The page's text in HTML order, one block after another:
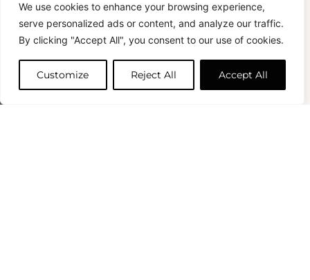
We use cookies to enhance your browsing experience,
serve personalized ads or content, and analyze our traffic.
By clicking "Accept All", you consent to our use of cookies.
Customize Reject All Accept All
Copyright © 2024 – © La Soufflerie.
Toutes les créations, tous les designs et tous les contenus sont
protégés par le droit d’auteur et le droit des marques.
Photos non contractuelles.
Vous voulez rester informé ? Inscrivez-vous